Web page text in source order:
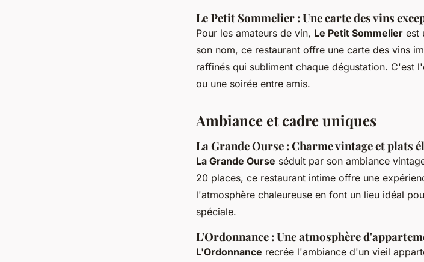
Le Petit Sommelier : Une carte des vins
Pour les amateurs de vin, Le Petit Sommelier est
son nom, ce restaurant offre une carte des vins
raffinés qui subliment chaque dégustation. C'est
ou une soirée entre amis.
Ambiance et cadre uniques
La Grande Ourse : Charme vintage et plats
La Grande Ourse séduit par son ambiance
20 places, ce restaurant intime offre une
l'atmosphère chaleureuse en font un lieu idéal
spéciale.
L'Ordonnance : Une atmosphère
L'Ordonnance recrée l'ambiance d'un vieil